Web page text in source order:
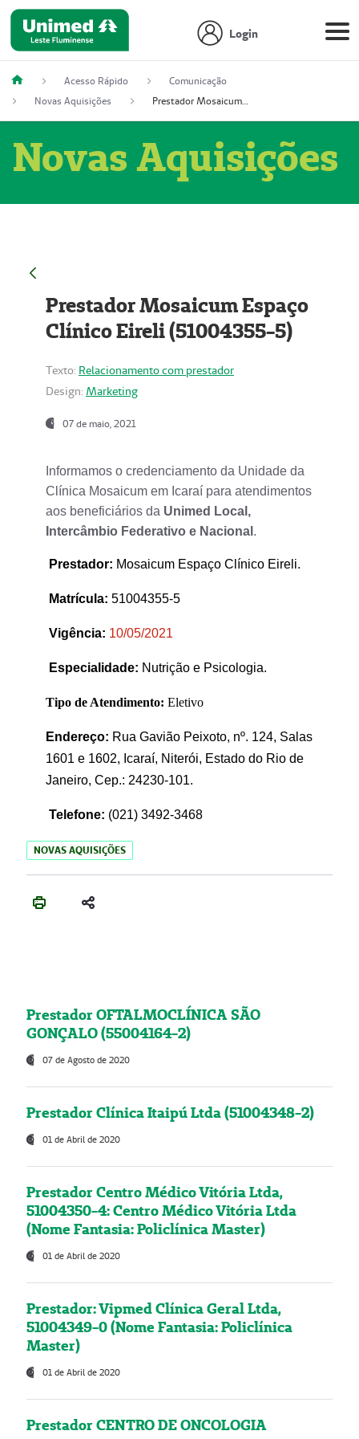
Login
Acesso Rápido
Comunicação
Novas Aquisições
Prestador Mosaicum Espaço Clínico Eireli (51004355-5)
Novas Aquisições
Prestador Mosaicum Espaço
Clínico Eireli (51004355-5)
Texto: Relacionamento com prestador
Design: Marketing
07 de maio, 2021
Informamos o credenciamento da Unidade da
Clínica Mosaicum em Icaraí para atendimentos
aos beneficiários da Unimed Local,
Intercâmbio Federativo e Nacional .
Prestador: Mosaicum Espaço Clínico Eireli.
Matrícula: 51004355-5
Vigência: 10/05/2021
Especialidade: Nutrição e Psicologia.
Tipo de Atendimento: Eletivo
Endereço: Rua Gavião Peixoto, nº. 124, Salas
1601 e 1602, Icaraí, Niterói, Estado do Rio de
Janeiro, Cep.: 24230-101.
Telefone: (021) 3492-3468
NOVAS AQUISIÇÕES
Prestador OFTALMOCLÍNICA SÃO
GONÇALO (55004164-2)
07 de Agosto de 2020
Prestador Clínica Itaipú Ltda (51004348-2)
01 de Abril de 2020
Prestador Centro Médico Vitória Ltda,
51004350-4: Centro Médico Vitória Ltda
(Nome Fantasia: Policlínica Master)
01 de Abril de 2020
Prestador: Vipmed Clínica Geral Ltda,
51004349-0 (Nome Fantasia: Policlínica
Master)
01 de Abril de 2020
Prestador CENTRO DE ONCOLOGIA